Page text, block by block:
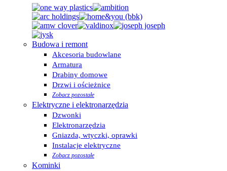
Budowa i remont
Akcesoria budowlane
Armatura
Drabiny domowe
Drzwi i ościeżnice
Zobacz pozostałe
Elektryczne i elektronarzędzia
Dzwonki
Elektronarzędzia
Gniazda, wtyczki, oprawki
Instalacje elektryczne
Zobacz pozostałe
Kominki